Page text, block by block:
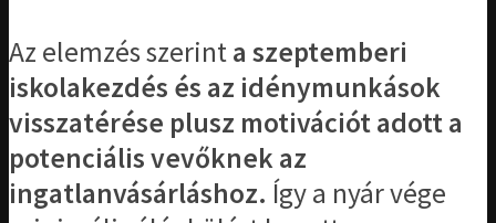
Az elemzés szerinta szeptemberi
iskolakezdés és az idénymunkások
visszatérése plusz motivációt adott a
potenciális vevőknek az
ingatlanvásárláshoz. Így a nyár vége